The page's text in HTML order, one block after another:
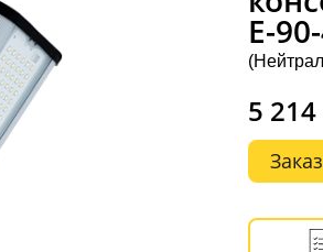
Е-
5